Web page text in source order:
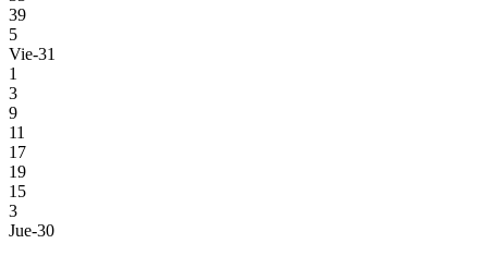
39
5
Vie-31
1
3
9
11
17
19
15
3
Jue-30